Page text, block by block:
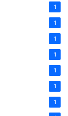
1
1
1
1
1
1
1